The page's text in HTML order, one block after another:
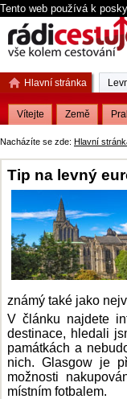
Tento web používá k
Nacházíte se zde: Hlavní
Tip na levný
známý také jako
V článku najdete
destinace, hledali
památkách a
nich. Glasgow je
možnosti
místním fotbalem.
Hlavní stránka
Vítejte Země